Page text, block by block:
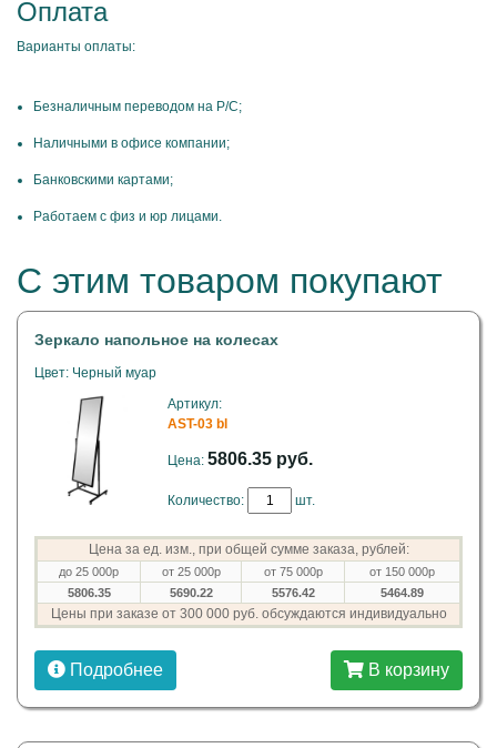
Оплата
Варианты оплаты:
Безналичным переводом на Р/С;
Наличными в офисе компании;
Банковскими картами;
Работаем с физ и юр лицами.
С этим товаром покупают
Зеркало напольное на колесах
Цвет: Черный муар
Артикул:
AST-03 bl
Цена: 5806.35 руб.
Количество: шт.
Цена за ед. изм., при общей сумме заказа, рублей:
до 25 000р от 25 000р от 75 000р
от 150 000р
5806.35
5690.22 5576.42 5464.89
Цены при заказе от 300 000 руб. обсуждаются индивидуально
Подробнее В корзину